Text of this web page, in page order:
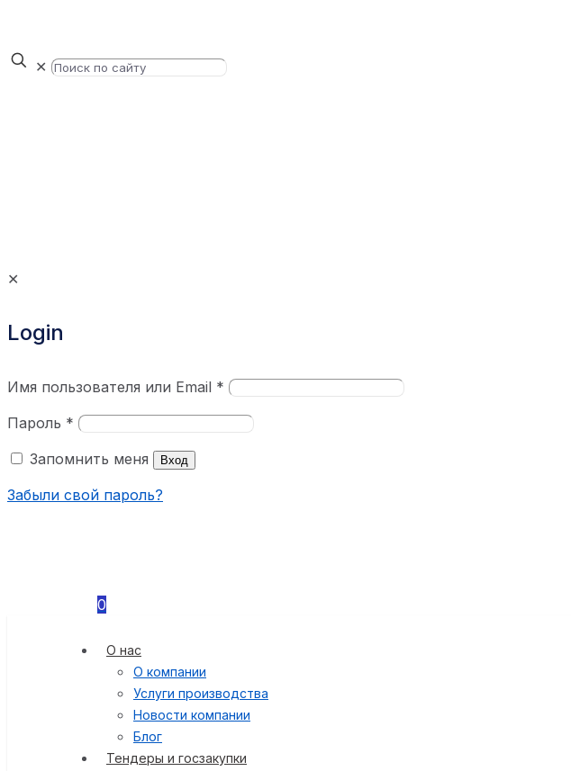
✕
✕
Login
Имя пользователя или Email *
Пароль *
Запомнить меня
Вход
Забыли свой пароль?
0
О нас
О компании
Услуги производства
Новости компании
Блог
Тендеры и госзакупки